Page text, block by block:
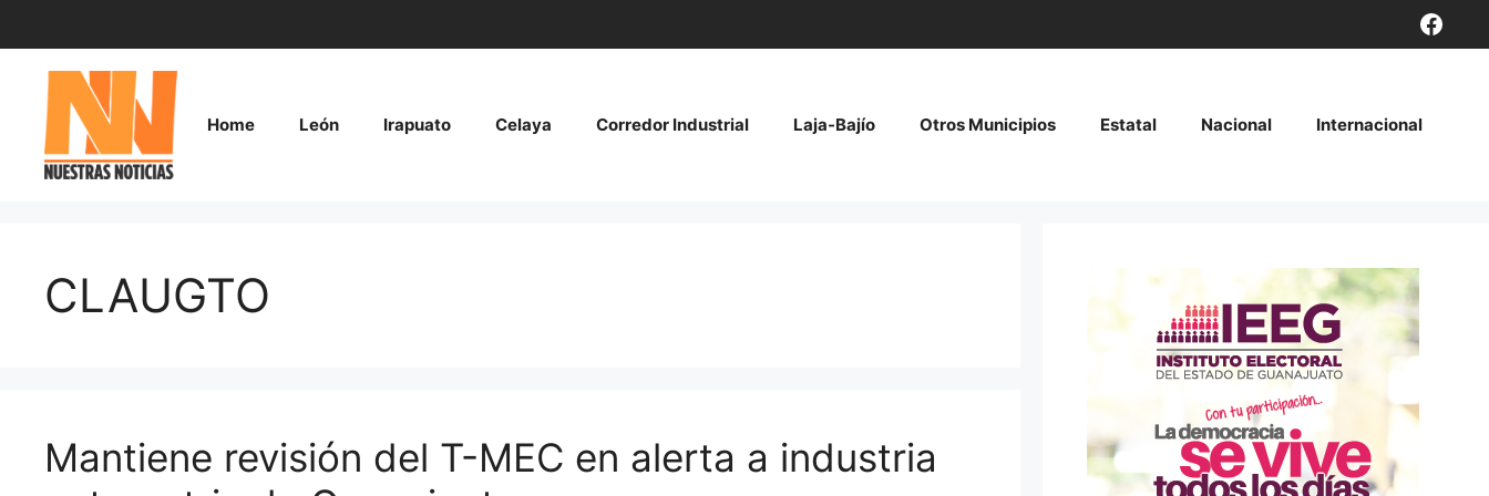
contenido
Home León Irapuato Celaya Corredor Industrial Laja-Bajío Otros Municipios Estatal Nacional Internacional
CLAUGTO
Mantiene revisión del T-MEC en alerta a industria